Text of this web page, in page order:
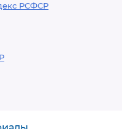
РСФСР